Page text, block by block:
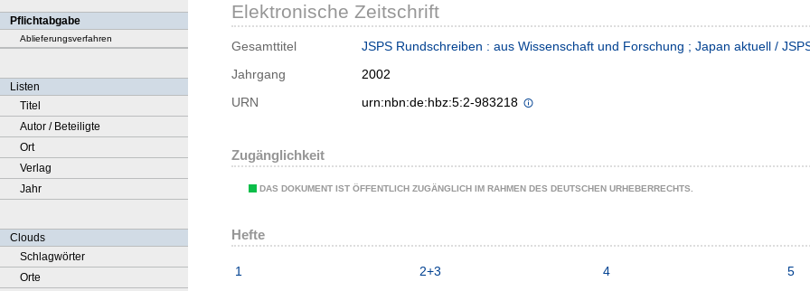
Pflichtabgabe
Ablieferungsverfahren
Listen
Titel
Autor / Beteiligte
Ort
Verlag
Jahr
Clouds
Schlagwörter
Orte
Elektronische Zeitschrift
Gesamttitel
JSPS Rundschreiben : aus Wissenschaft und Forschung ; Japan aktuell /
Jahrgang
2002
URN
urn:nbn:de:hbz:5:2-983218
Zugänglichkeit
DAS DOKUMENT IST ÖFFENTLICH ZUGÄNGLICH IM RAHMEN DES DEUTSCHEN URHEBERRECHTS.
Hefte
1 2+3 4 5